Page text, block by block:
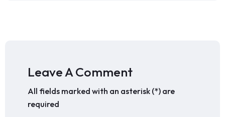
Leave A Comment
All fields marked with an asterisk (*) are
required